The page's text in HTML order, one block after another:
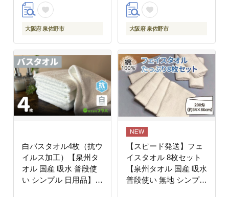
大阪府 泉佐野市 大阪府 泉佐野市
白バスタオル4枚（抗ウ
イルス加工）【泉州タ
オル 国産 吸水 普段使
い シンプル 日用品】
【スピード発送】フェ
イスタオル 8枚セット
【泉州タオル 国産 吸水
普段使い 無地 シンプル